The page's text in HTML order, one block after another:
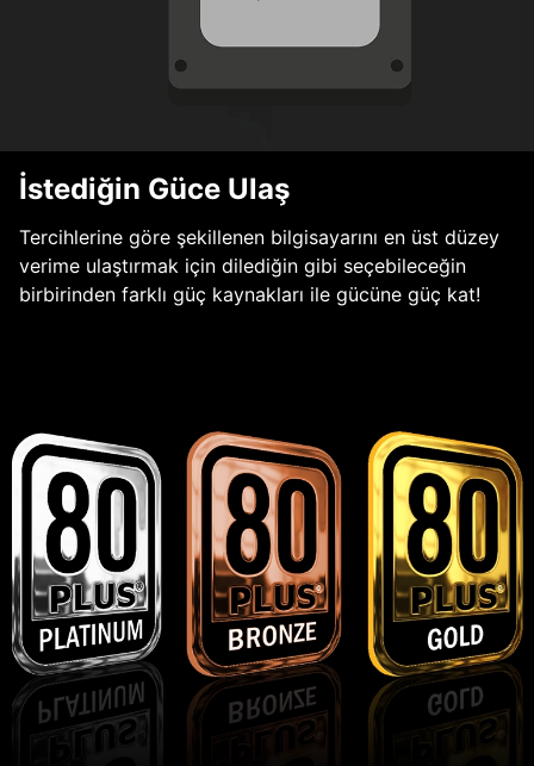
İstediğin Güce Ulaş
Tercihlerine göre şekillenen bilgisayarını en üst düzey
verime ulaştırmak için dilediğin gibi seçebileceğin
birbirinden farklı güç kaynakları ile gücüne güç kat!